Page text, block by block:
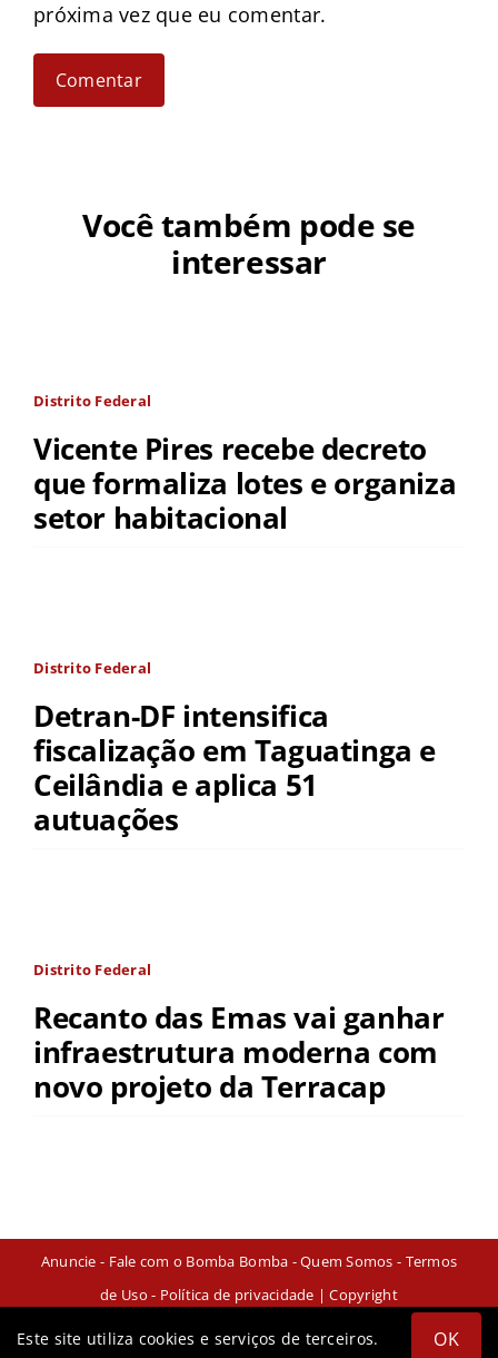
próxima vez que eu comentar.
Você também pode se
interessar
Distrito Federal
Vicente Pires recebe decreto
que formaliza lotes e organiza
setor habitacional
Distrito Federal
Detran-DF intensifica
fiscalização em Taguatinga e
Ceilândia e aplica 51
autuações
Distrito Federal
Recanto das Emas vai ganhar
infraestrutura moderna com
novo projeto da Terracap
Anuncie - Fale com o Bomba Bomba -Quem Somos - Termos
de Uso - Política de privacidade | Copyright
InstagramFacebook
X YouTube
Este site utiliza cookies e serviços de terceiros. OK